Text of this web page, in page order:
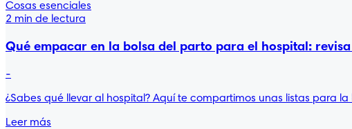
Cosas esenciales
2 min de lectura
Qué empacar en la bolsa del parto para el hospital:
-
¿Sabes qué llevar al hospital? Aquí te compartimos unas listas para
Leer más